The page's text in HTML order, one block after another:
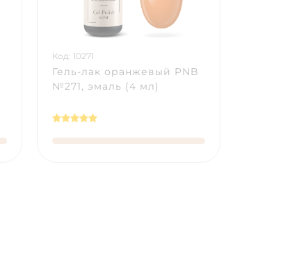
Код: 10271
Гель-лак оранжевый PNB
№271, эмаль (4 мл)